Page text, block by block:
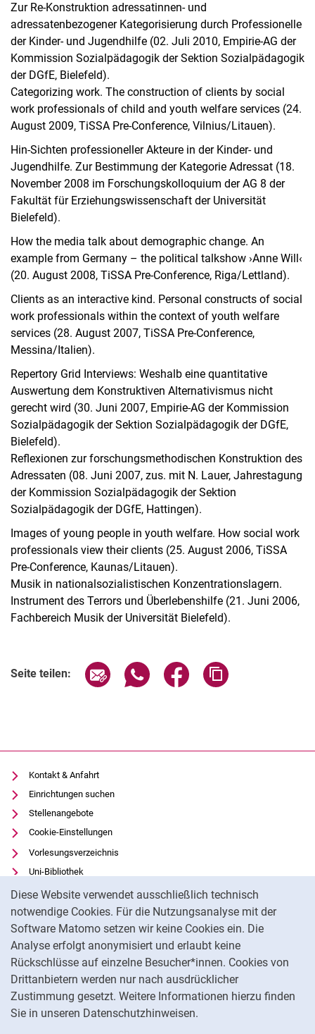
Diese Website verwendet ausschließlich technisch
notwendige Cookies. Für die Nutzungsanalyse mit der
Software Matomo setzen wir keine Cookies ein. Die
Analyse erfolgt anonymisiert und erlaubt keine
Rückschlüsse auf einzelne Besucher*innen. Cookies von
Drittanbietern werden nur nach ausdrücklicher
Zustimmung gesetzt. Weitere Informationen hierzu finden
Sie in unseren Datenschutzhinweisen.
Zur Re-Konstruktion adressatinnen- und
adressatenbezogener Kategorisierung durch Professionelle
der Kinder- und Jugendhilfe (02. Juli 2010, Empirie-AG der
Kommission Sozialpädagogik der Sektion Sozialpädagogik
der DGfE, Bielefeld).
Categorizing work. The construction of clients by social
work professionals of child and youth welfare services (24.
August 2009, TiSSA Pre-Conference, Vilnius/Litauen).
Hin-Sichten professioneller Akteure in der Kinder- und
Jugendhilfe. Zur Bestimmung der Kategorie Adressat (18.
November 2008 im Forschungskolloquium der AG 8 der
Fakultät für Erziehungswissenschaft der Universität
Bielefeld).
How the media talk about demographic change. An
example from Germany – the political talkshow ›Anne Will‹
(20. August 2008, TiSSA Pre-Conference, Riga/Lettland).
Clients as an interactive kind. Personal constructs of social
work professionals within the context of youth welfare
services (28. August 2007, TiSSA Pre-Conference,
Messina/Italien).
Repertory Grid Interviews: Weshalb eine quantitative
Auswertung dem Konstruktiven Alternativismus nicht
gerecht wird (30. Juni 2007, Empirie-AG der Kommission
Sozialpädagogik der Sektion Sozialpädagogik der DGfE,
Bielefeld).
Reflexionen zur forschungsmethodischen Konstruktion des
Adressaten (08. Juni 2007, zus. mit N. Lauer, Jahrestagung
der Kommission Sozialpädagogik der Sektion
Sozialpädagogik der DGfE, Hattingen).
Images of young people in youth welfare. How social work
professionals view their clients (25. August 2006, TiSSA
Pre-Conference, Kaunas/Litauen).
Musik in nationalsozialistischen Konzentrationslagern.
Instrument des Terrors und Überlebenshilfe (21. Juni 2006,
Fachbereich Musik der Universität Bielefeld).
Seite teilen: Seite über E-Mail teilen
Seite über WhatsApp teilen
Seite über Facebook
Kontakt & Anfahrt
Einrichtungen suchen
Stellenangebote
Cookie-Einstellungen
Vorlesungsverzeichnis
Uni-Bibliothek
Moodle
Panopto
Datenschutz
Barrierefreiheit
Transparenter KI-Einsatz